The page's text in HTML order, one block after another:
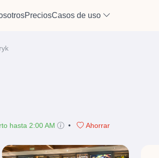
PreciosCasos de uso
hasta 2:00 AM • Ahorrar